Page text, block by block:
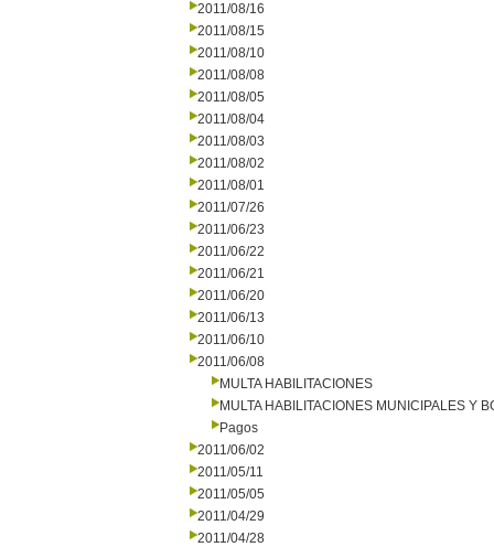
2011/08/16
2011/08/15
2011/08/10
2011/08/08
2011/08/05
2011/08/04
2011/08/03
2011/08/02
2011/08/01
2011/07/26
2011/06/23
2011/06/22
2011/06/21
2011/06/20
2011/06/13
2011/06/10
2011/06/08
MULTA HABILITACIONES
MULTA HABILITACIONES MUNICIPALES Y
Pagos
2011/06/02
2011/05/11
2011/05/05
2011/04/29
2011/04/28